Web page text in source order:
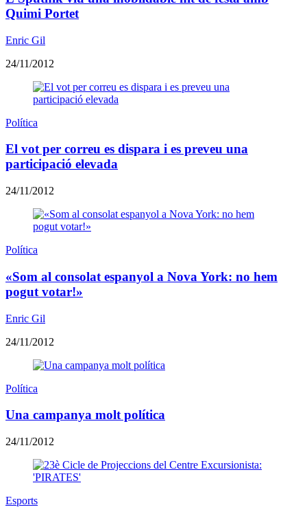
Quimi Portet
Enric Gil
24/11/2012
Política
El vot per correu es dispara i es preveu una
participació elevada
24/11/2012
Política
«Som al consolat espanyol a Nova York: no hem
pogut votar!»
Enric Gil
24/11/2012
Política
Una campanya molt política
24/11/2012
Esports